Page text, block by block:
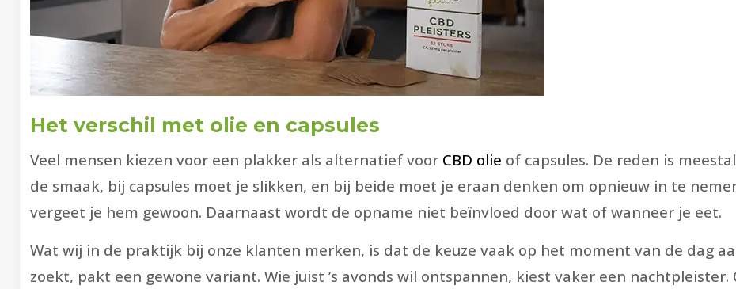
Het verschil met olie en capsules
Veel mensen kiezen voor een plakker als alternatief voor CBD olie of capsules. De reden is
de smaak, bij capsules moet je slikken, en bij beide moet je eraan denken om opnieuw in te
vergeet je hem gewoon. Daarnaast wordt de opname niet beïnvloed door wat of wanneer je eet.
Wat wij in de praktijk bij onze klanten merken, is dat de keuze vaak op het moment van de dag
zoekt, pakt een gewone variant. Wie juist ’s avonds wil ontspannen, kiest vaker een